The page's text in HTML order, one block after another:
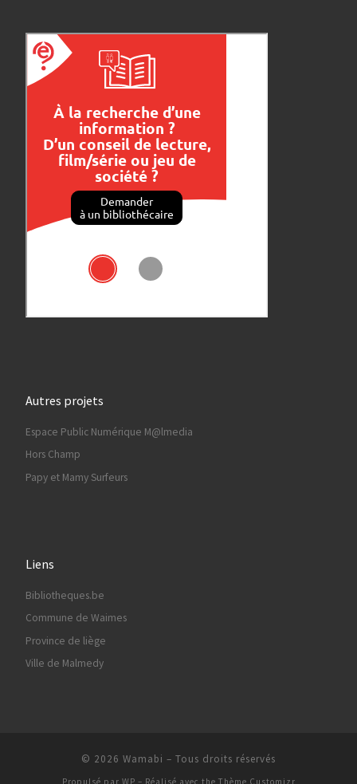
Autres projets
Espace Public Numérique M@lmedia
Hors Champ
Papy et Mamy Surfeurs
Liens
Bibliotheques.be
Commune de Waimes
Province de liège
Ville de Malmedy
© 2026 Wamabi – Tous droits réservés